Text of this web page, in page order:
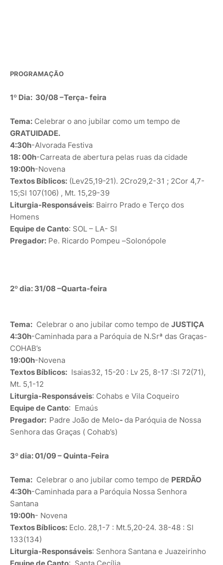
PROGRAMAÇÃO
1º Dia: 30/08 –Terça- feira
Tema: Celebrar o ano jubilar como um tempo de
GRATUIDADE.
4:30h-Alvorada Festiva
18: 00h-Carreata de abertura pelas ruas da cidade
19:00h-Novena
Textos Bíblicos: (Lev25,19-21). 2Cro29,2-31 ; 2Cor 4,7-
15;SI 107(106) , Mt. 15,29-39
Liturgia-Responsáveis: Bairro Prado e Terço dos
Homens
Equipe de Canto: SOL – LA- SI
Pregador: Pe. Ricardo Pompeu –Solonópole
2º dia: 31/08 –Quarta-feira
Tema: Celebrar o ano jubilar como tempo de JUSTIÇA
4:30h-Caminhada para a Paróquia de N.Srª das Graças-
COHAB’s
19:00h-Novena
Textos Bíblicos: Isaias32, 15-20 : Lv 25, 8-17 :Sl 72(71),
Mt. 5,1-12
Liturgia-Responsáveis: Cohabs e Vila Coqueiro
Equipe de Canto: Emaús
Pregador: Padre João de Melo- da Paróquia de Nossa
Senhora das Graças ( Cohab’s)
3º dia: 01/09 – Quinta-Feira
Tema: Celebrar o ano jubilar como tempo de PERDÃO
4:30h-Caminhada para a Paróquia Nossa Senhora
Santana
19:00h- Novena
Textos Bíblicos: Eclo. 28,1-7 : Mt.5,20-24. 38-48 : Sl
133(134)
Liturgia-Responsáveis: Senhora Santana e Juazeirinho